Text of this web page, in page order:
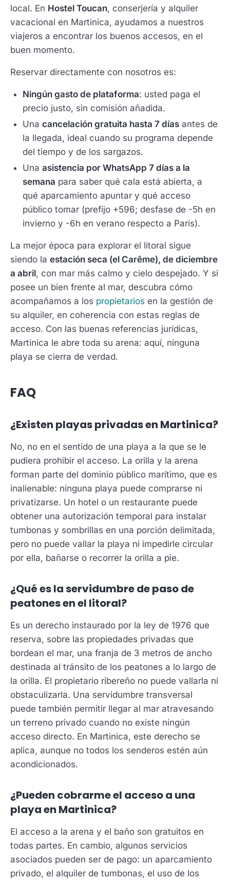
local. En Hostel Toucan, conserjería y alquiler
vacacional en Martinica, ayudamos a nuestros
viajeros a encontrar los buenos accesos, en el
buen momento.
Reservar directamente con nosotros es:
Ningún gasto de plataforma: usted paga el
precio justo, sin comisión añadida.
Una cancelación gratuita hasta 7 días antes de
la llegada, ideal cuando su programa depende
del tiempo y de los sargazos.
Una asistencia por WhatsApp 7 días a la
semana para saber qué cala está abierta, a
qué aparcamiento apuntar y qué acceso
público tomar (prefijo +596; desfase de -5h en
invierno y -6h en verano respecto a París).
La mejor época para explorar el litoral sigue
siendo la estación seca (el Carême), de diciembre
a abril, con mar más calmo y cielo despejado. Y si
posee un bien frente al mar, descubra cómo
acompañamos a los propietarios en la gestión de
su alquiler, en coherencia con estas reglas de
acceso. Con las buenas referencias jurídicas,
Martinica le abre toda su arena: aquí, ninguna
playa se cierra de verdad.
FAQ
¿Existen playas privadas en Martinica?
No, no en el sentido de una playa a la que se le
pudiera prohibir el acceso. La orilla y la arena
forman parte del dominio público marítimo, que es
inalienable: ninguna playa puede comprarse ni
privatizarse. Un hotel o un restaurante puede
obtener una autorización temporal para instalar
tumbonas y sombrillas en una porción delimitada,
pero no puede vallar la playa ni impedirle circular
por ella, bañarse o recorrer la orilla a pie.
¿Qué es la servidumbre de paso de
peatones en el litoral?
Es un derecho instaurado por la ley de 1976 que
reserva, sobre las propiedades privadas que
bordean el mar, una franja de 3 metros de ancho
destinada al tránsito de los peatones a lo largo de
la orilla. El propietario ribereño no puede vallarla ni
obstaculizarla. Una servidumbre transversal
puede también permitir llegar al mar atravesando
un terreno privado cuando no existe ningún
acceso directo. En Martinica, este derecho se
aplica, aunque no todos los senderos estén aún
acondicionados.
¿Pueden cobrarme el acceso a una
playa en Martinica?
El acceso a la arena y el baño son gratuitos en
todas partes. En cambio, algunos servicios
asociados pueden ser de pago: un aparcamiento
privado, el alquiler de tumbonas, el uso de los